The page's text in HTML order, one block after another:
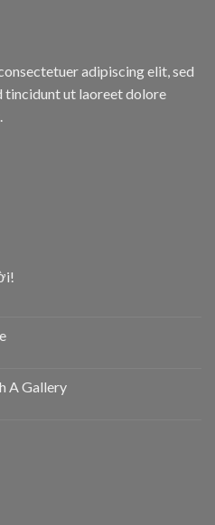
adipiscing elit, sed
tincidunt ut laoreet dolore
A Gallery